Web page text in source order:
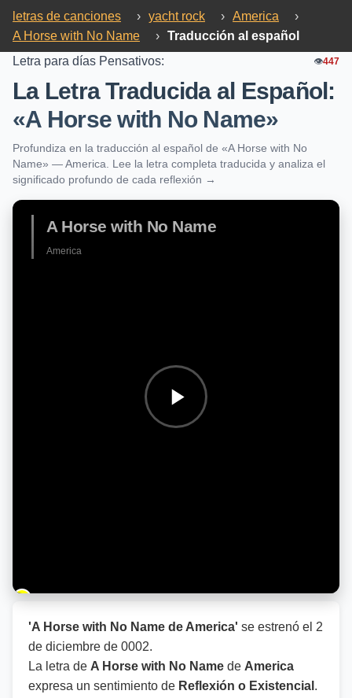
letras de canciones › yacht rock › America
›
A Horse with No Name
› Traducción al español
Letra para días Pensativos:
👁️447
La Letra Traducida al Español:
«A Horse with No Name»
Profundiza en la traducción al español de «A Horse with No
Name» — America. Lee la letra completa traducida y analiza el
significado profundo de cada reflexión →
A Horse with No Name
America
Barra de progreso de la reproducción
'A Horse with No Name de America' se estrenó el 2
de diciembre de 0002.
La letra de A Horse with No Name de America
expresa un sentimiento de Reflexión o Existencial .